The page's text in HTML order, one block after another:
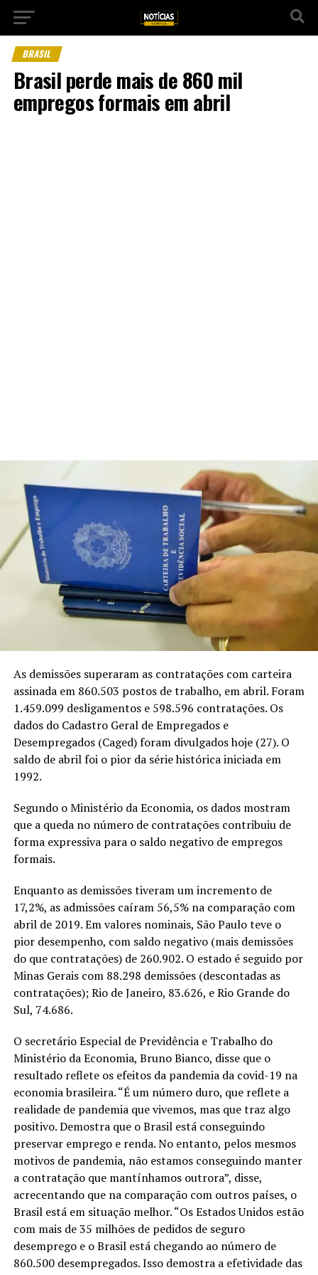
BRASIL
Brasil perde mais de 860 mil
empregos formais em abril
As demissões superaram as contratações com carteira
assinada em 860.503 postos de trabalho, em abril. Foram
1.459.099 desligamentos e 598.596 contratações. Os
dados do Cadastro Geral de Empregados e
Desempregados (Caged) foram divulgados hoje (27). O
saldo de abril foi o pior da série histórica iniciada em
1992.
Segundo o Ministério da Economia, os dados mostram
que a queda no número de contratações contribuiu de
forma expressiva para o saldo negativo de empregos
formais.
Enquanto as demissões tiveram um incremento de
17,2%, as admissões caíram 56,5% na comparação com
abril de 2019. Em valores nominais, São Paulo teve o
pior desempenho, com saldo negativo (mais demissões
do que contratações) de 260.902. O estado é seguido por
Minas Gerais com 88.298 demissões (descontadas as
contratações); Rio de Janeiro, 83.626, e Rio Grande do
Sul, 74.686.
O secretário Especial de Previdência e Trabalho do
Ministério da Economia, Bruno Bianco, disse que o
resultado reflete os efeitos da pandemia da covid-19 na
economia brasileira. “É um número duro, que reflete a
realidade de pandemia que vivemos, mas que traz algo
positivo. Demostra que o Brasil está conseguindo
preservar emprego e renda. No entanto, pelos mesmos
motivos de pandemia, não estamos conseguindo manter
a contratação que mantínhamos outrora”, disse,
acrecentando que na comparação com outros países, o
Brasil está em situação melhor. “Os Estados Unidos estão
com mais de 35 milhões de pedidos de seguro
desemprego e o Brasil está chegando ao número de
860.500 desempregados. Isso demostra a efetividade das